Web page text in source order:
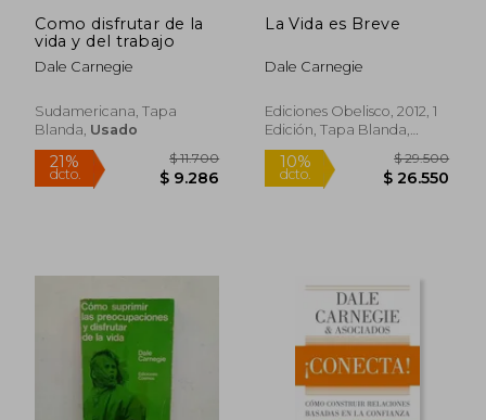
10%
dcto. $ 24.480
10%
dcto.
Como disfrutar de la
vida y del trabajo
Dale Carnegie
Sudamericana, Tapa
Blanda, Usado
La Vida es Breve
Dale Carnegie
Ediciones Obelisco, 2012, 1
Edición, Tapa Blanda,
Nuevo